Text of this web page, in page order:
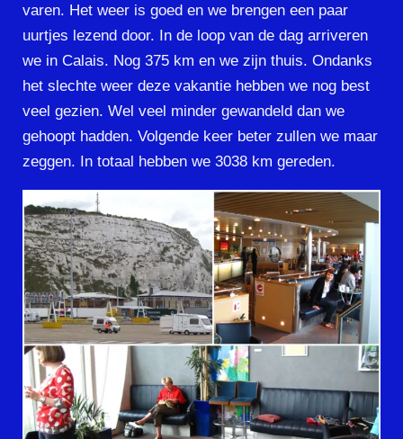
varen. Het weer is goed en we brengen een paar
uurtjes lezend door. In de loop van de dag arriveren
we in Calais. Nog 375 km en we zijn thuis. Ondanks
het slechte weer deze vakantie hebben we nog best
veel gezien. Wel veel minder gewandeld dan we
gehoopt hadden. Volgende keer beter zullen we maar
zeggen. In totaal hebben we 3038 km gereden.